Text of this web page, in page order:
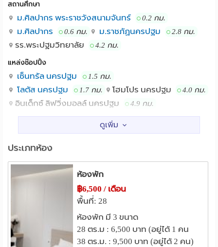
สถานศึกษา
ม.ศิลปากร พระราชวังสนามจันทร์ 0.2 กม.
ม.ศิลปากร 0.6 กม. ม.ราชภัฏนครปฐม 2.8 กม.
รร.พระปฐมวิทยาลัย 4.2 กม.
แหล่งช๊อปปิ้ง
เซ็นทรัล นครปฐม 1.5 กม.
โลตัส นครปฐม 1.7 กม. โฮมโปร นครปฐม 4.0 กม.
อินเด็กซ์ ลิฟวิ่งมอลล์ นครปฐม 4.9 กม.
รพ.สนามจันทร์ 0.9 กม. รพ.เทพากร 2.9 กม.
รพ.กรุงเทพคริสเตียนนครปฐม
รพ.นครปฐม 4.1 กม.
อื่นๆ
พระราชวังสนามจันทร์ 1.2 กม.
องค์พระปฐมเจดีย์ 2.5 กม.
ที่ว่าการอำเภอเมืองนครปฐม 3.1 กม.
ศาลแขวงนครปฐม 3.3 กม.
ประเภทห้อง
ห้องพัก
฿6,500 / เดือน
พื้นที่: 28
ห้องพัก มี 3 ขนาด
28 ตร.ม : 6,500 บาท (อยู่ได้ 1 คน
38 ตร.ม. : 9,500 บาท (อยู่ได้ 2 คน)